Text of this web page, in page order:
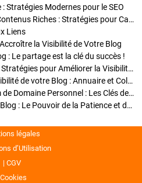
Stratégies Modernes pour le SEO
Enrichir Vos Articles avec des Contenus Riches : Stratégies pour Captiver et Optimiser
Liens
la Visibilité de Votre Blog
: Le partage est la clé du succès !
Optimisation SEO des Articles : Stratégies pour Améliorer la Visibilité de Votre Blog
Stratégies pour améliorer la visibilité de votre Blog : Annuaire et Collaborations
Pourquoi Investir dans un Nom de Domaine Personnel : Les Clés de la Réussite de Votre Blog
Comment Faire Émerger Votre Blog : Le Pouvoir de la Patience et de la Persévérance
légales
d’Utilisation
CGV
Cookies